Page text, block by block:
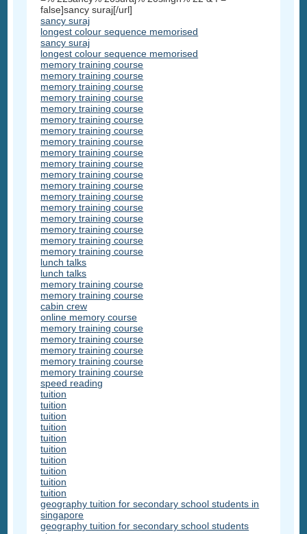
false]sancy suraj[/url]
sancy suraj
longest colour sequence memorised
sancy suraj
longest colour sequence memorised
memory training course
memory training course
memory training course
memory training course
memory training course
memory training course
memory training course
memory training course
memory training course
memory training course
memory training course
memory training course
memory training course
memory training course
memory training course
memory training course
memory training course
memory training course
lunch talks
lunch talks
memory training course
memory training course
cabin crew
online memory course
memory training course
memory training course
memory training course
memory training course
memory training course
speed reading
tuition
tuition
tuition
tuition
tuition
tuition
tuition
tuition
tuition
tuition
geography tuition for secondary school students in
singapore
geography tuition for secondary school students